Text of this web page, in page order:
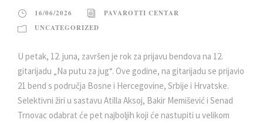
16/06/2026
PAVAROTTI CENTAR
UNCATEGORIZED
U petak, 12. juna, završen je rok za prijavu bendova na 12.
gitarijadu „Na putu za jug“. Ove godine, na gitarijadu se prijavio
21 bend s područja Bosne i Hercegovine, Srbije i Hrvatske.
Selektivni žiri u sastavu Atilla Aksoj, Bakir Memišević i Senad
Trnovac odabrat će pet najboljih koji će nastupiti u velikom